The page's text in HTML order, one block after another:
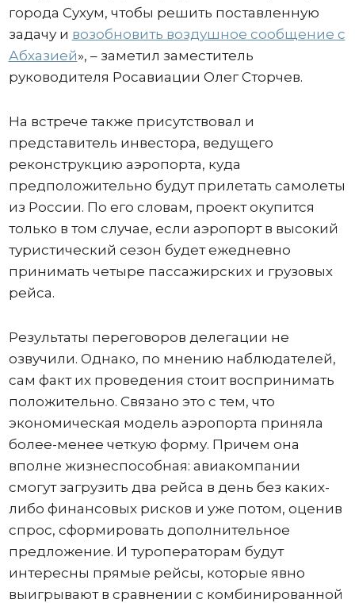
города Сухум, чтобы решить поставленную
задачу и возобновить воздушное сообщение с
Абхазией», – заметил заместитель
руководителя Росавиации Олег Сторчев.
На встрече также присутствовал и
представитель инвестора, ведущего
реконструкцию аэропорта, куда
предположительно будут прилетать самолеты
из России. По его словам, проект окупится
только в том случае, если аэропорт в высокий
туристический сезон будет ежедневно
принимать четыре пассажирских и грузовых
рейса.
Результаты переговоров делегации не
озвучили. Однако, по мнению наблюдателей,
сам факт их проведения стоит воспринимать
положительно. Связано это с тем, что
экономическая модель аэропорта приняла
более-менее четкую форму. Причем она
вполне жизнеспособная: авиакомпании
смогут загрузить два рейса в день без каких-
либо финансовых рисков и уже потом, оценив
спрос, сформировать дополнительное
предложение. И туроператорам будут
интересны прямые рейсы, которые явно
выигрывают в сравнении с комбинированной